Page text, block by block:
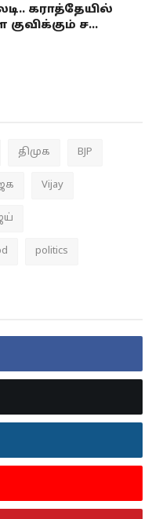
கராத்தேயில்
குவிக்கும் ச...
திமுக BJP
Vijay
politics